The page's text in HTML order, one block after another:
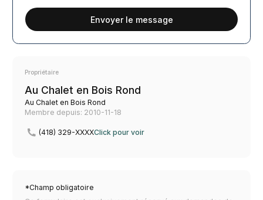
Propriétaire
Au Chalet en Bois Rond
Au Chalet en Bois Rond
Membre depuis: 2010-11-18
(418) 329-XXXXClick pour voir
*Champ obligatoire
Envoyer le message